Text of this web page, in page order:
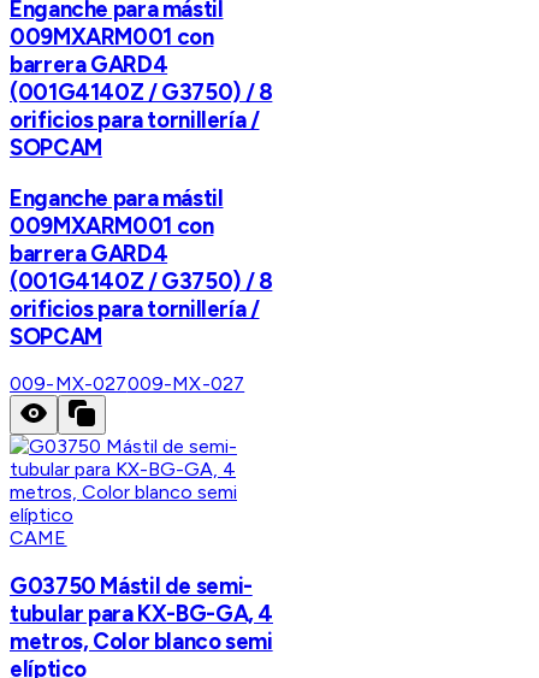
Enganche para mástil
009MXARM001 con
barrera GARD4
(001G4140Z / G3750) / 8
orificios para tornillería /
SOPCAM
Enganche para mástil
009MXARM001 con
barrera GARD4
(001G4140Z / G3750) / 8
orificios para tornillería /
SOPCAM
009-MX-027009-MX-027
CAME
G03750 Mástil de semi-
tubular para KX-BG-GA, 4
metros, Color blanco semi
elíptico